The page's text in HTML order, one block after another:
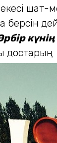
шат-
берсін